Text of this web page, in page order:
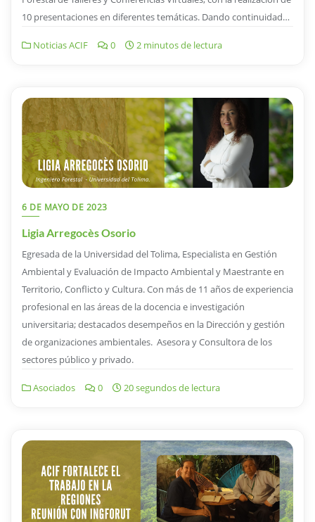
10 presentaciones en diferentes temáticas. Dando continuidad…
Noticias ACIF 0 2 minutos de lectura
6 DE MAYO DE 2023
Ligia Arregocès Osorio
Egresada de la Universidad del Tolima, Especialista en Gestión
Ambiental y Evaluación de Impacto Ambiental y Maestrante en
Territorio, Conflicto y Cultura. Con más de 11 años de experiencia
profesional en las áreas de la docencia e investigación
universitaria; destacados desempeños en la Dirección y gestión
de organizaciones ambientales. Asesora y Consultora de los
sectores público y privado.
Asociados 0 20 segundos de lectura